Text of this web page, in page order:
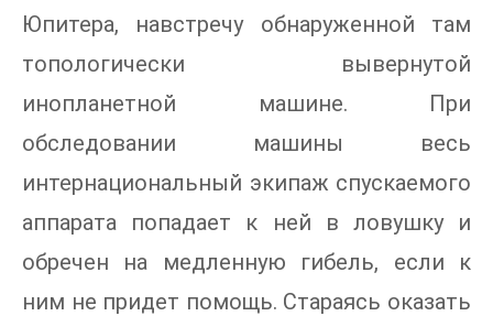
Юпитера, навстречу обнаруженной там
топологически вывернутой
инопланетной машине. При
обследовании машины весь
интернациональный экипаж спускаемого
аппарата попадает к ней в ловушку и
обречен на медленную гибель, если к
ним не придет помощь. Стараясь оказать